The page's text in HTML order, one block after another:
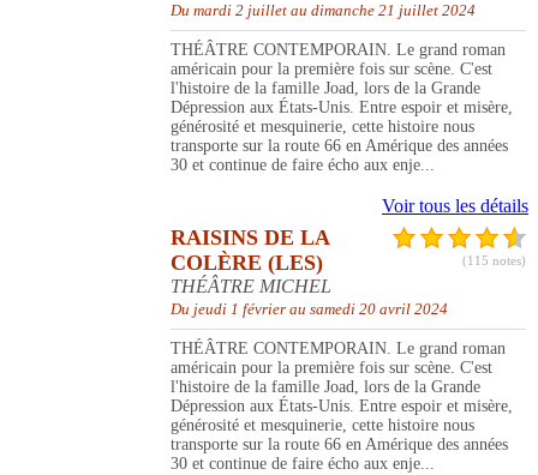
Du mardi 2 juillet au dimanche 21 juillet 2024
THÉÂTRE CONTEMPORAIN. Le grand roman
américain pour la première fois sur scène. C'est
l'histoire de la famille Joad, lors de la Grande
Dépression aux États-Unis. Entre espoir et misère,
générosité et mesquinerie, cette histoire nous
transporte sur la route 66 en Amérique des années
30 et continue de faire écho aux enje...
Voir tous les détails
(115 notes)
RAISINS DE LA
COLÈRE (LES)
THÉÂTRE MICHEL
Du jeudi 1 février au samedi 20 avril 2024
THÉÂTRE CONTEMPORAIN. Le grand roman
américain pour la première fois sur scène. C'est
l'histoire de la famille Joad, lors de la Grande
Dépression aux États-Unis. Entre espoir et misère,
générosité et mesquinerie, cette histoire nous
transporte sur la route 66 en Amérique des années
30 et continue de faire écho aux enje...